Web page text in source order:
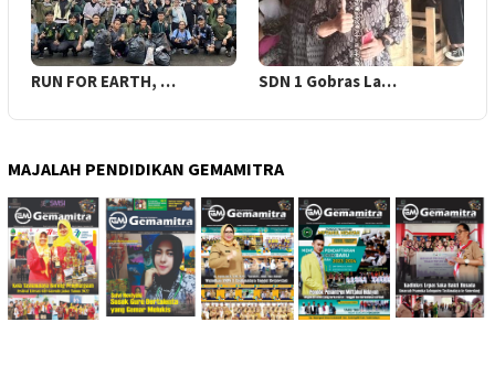
RUN FOR EARTH, … SDN 1 Gobras La…
MAJALAH PENDIDIKAN GEMAMITRA